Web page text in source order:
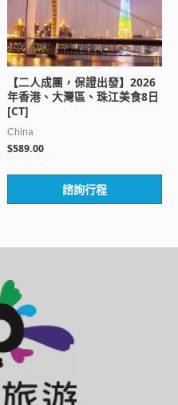
【二人成團，保證出發】2026
年香港、大灣區、珠江美食8日
[CT]
China
$589.00
評
滿
諮詢行程